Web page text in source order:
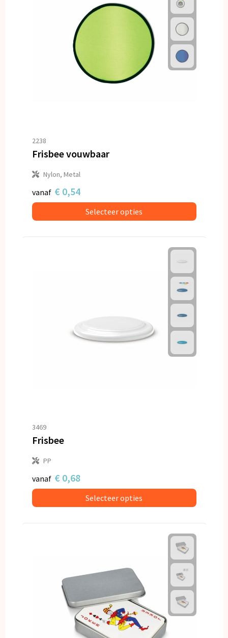
2238
Frisbee vouwbaar
Nylon, Metal
vanaf € 0,54
Selecteer opties
3469
Frisbee
PP
vanaf € 0,68
Selecteer opties